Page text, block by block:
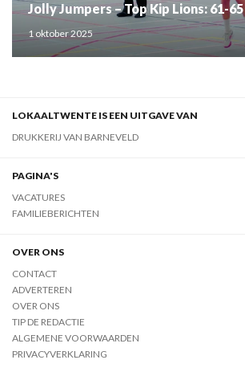
Jolly Jumpers – Top Kip Lions: 61-65
1 oktober 2025
LOKAALTWENTE IS EEN UITGAVE VAN
DRUKKERIJ VAN BARNEVELD
PAGINA'S
VACATURES
FAMILIEBERICHTEN
OVER ONS
CONTACT
ADVERTEREN
OVER ONS
TIP DE REDACTIE
ALGEMENE VOORWAARDEN
PRIVACYVERKLARING